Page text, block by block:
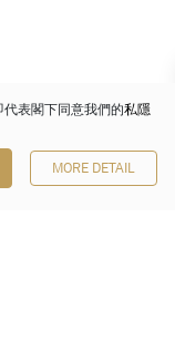
表閣下同意我們的私隱
MORE DETAIL